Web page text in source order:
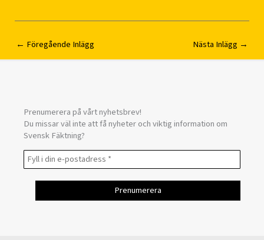
← Föregående Inlägg Nästa Inlägg →
Prenumerera på vårt nyhetsbrev!
Du missar väl inte att få nyheter och viktig information om
Svensk Fäktning?